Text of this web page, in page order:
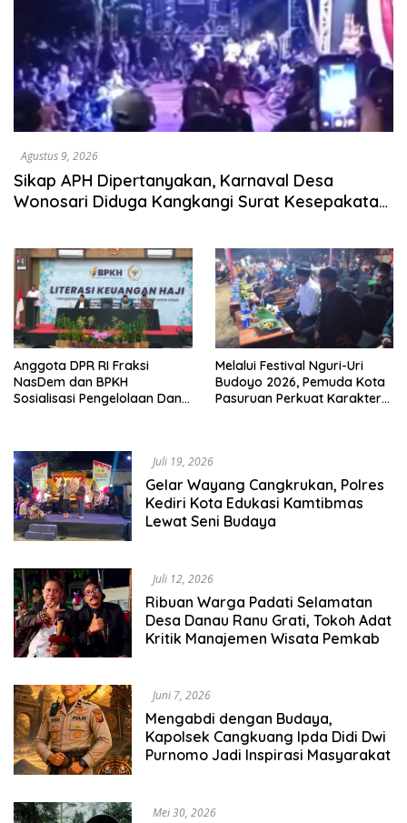
Agustus 9, 2026
Sikap APH Dipertanyakan, Karnaval Desa
Wonosari Diduga Kangkangi Surat Kesepakatan
Anggota DPR RI Fraksi
NasDem dan BPKH
Sosialisasi Pengelolaan Dana
Melalui Festival Nguri-Uri
Budoyo 2026, Pemuda Kota
Pasuruan Perkuat Karakter
Juli 19, 2026
Gelar Wayang Cangkrukan, Polres
Kediri Kota Edukasi Kamtibmas
Lewat Seni Budaya
Juli 12, 2026
Ribuan Warga Padati Selamatan
Desa Danau Ranu Grati, Tokoh Adat
Kritik Manajemen Wisata Pemkab
Juni 7, 2026
Mengabdi dengan Budaya,
Kapolsek Cangkuang Ipda Didi Dwi
Purnomo Jadi Inspirasi Masyarakat
Mei 30, 2026